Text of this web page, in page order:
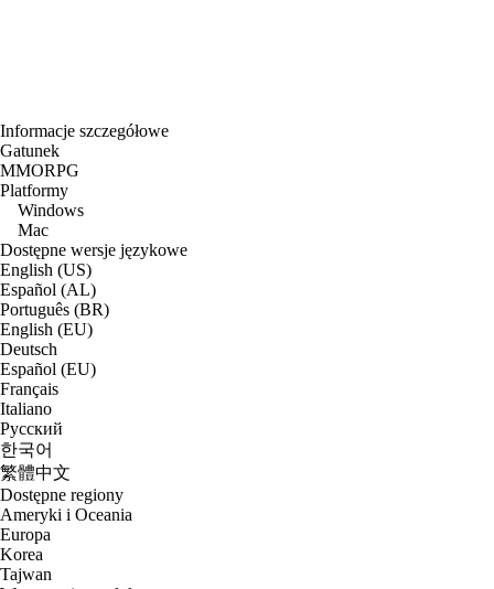
Informacje szczegółowe
Gatunek
MMORPG
Platformy
Windows
Mac
Dostępne wersje językowe
English (US)
Español (AL)
Português (BR)
English (EU)
Deutsch
Español (EU)
Français
Italiano
Русский
한국어
繁體中文
Dostępne regiony
Ameryki i Oceania
Europa
Korea
Tajwan